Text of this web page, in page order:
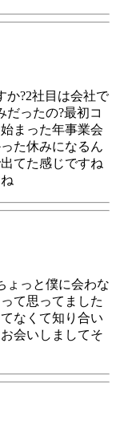
か?2社目は会社で
だったの?最初コ
まった年事業会
た休みになるん
てた感じですね
ょっと僕に会わな
て思ってました
なくて知り合い
会いしましてそ